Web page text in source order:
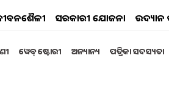
ଜୀବନଶୈଳୀ ସରକାରୀ ଯୋଜନା ଉଦ୍ୟାନ
ୱେବ୍ ଷ୍ଟୋରୀ ଅନ୍ୟାନ୍ୟ ପତ୍ରିକା ସଦସ୍ୟତା